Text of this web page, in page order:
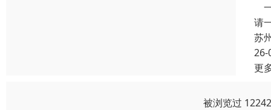
请
苏
26-
更
被浏览过